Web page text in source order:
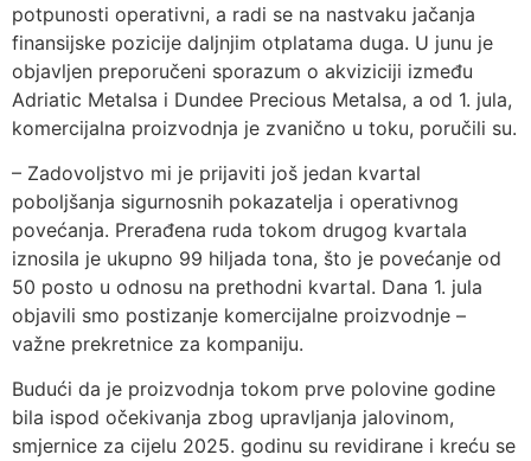
potpunosti operativni, a radi se na nastvaku jačanja
finansijske pozicije daljnjim otplatama duga. U junu je
objavljen preporučeni sporazum o akviziciji između
Adriatic Metalsa i Dundee Precious Metalsa, a od 1. jula,
komercijalna proizvodnja je zvanično u toku, poručili su.
– Zadovoljstvo mi je prijaviti još jedan kvartal
poboljšanja sigurnosnih pokazatelja i operativnog
povećanja. Prerađena ruda tokom drugog kvartala
iznosila je ukupno 99 hiljada tona, što je povećanje od
50 posto u odnosu na prethodni kvartal. Dana 1. jula
objavili smo postizanje komercijalne proizvodnje –
važne prekretnice za kompaniju.
Budući da je proizvodnja tokom prve polovine godine
bila ispod očekivanja zbog upravljanja jalovinom,
smjernice za cijelu 2025. godinu su revidirane i kreću se